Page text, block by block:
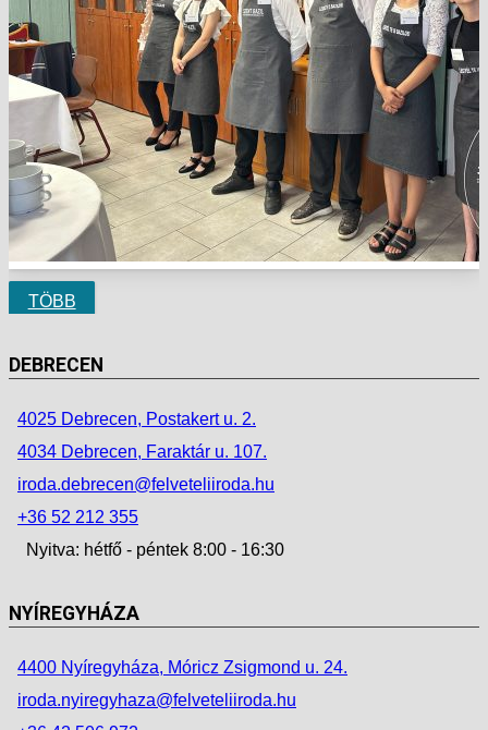
TÖBB
DEBRECEN
4025 Debrecen, Postakert u. 2.
4034 Debrecen, Faraktár u. 107.
iroda.debrecen@felveteliiroda.hu
+36 52 212 355
Nyitva: hétfő - péntek 8:00 - 16:30
NYÍREGYHÁZA
4400 Nyíregyháza, Móricz Zsigmond u. 24.
iroda.nyiregyhaza@felveteliiroda.hu